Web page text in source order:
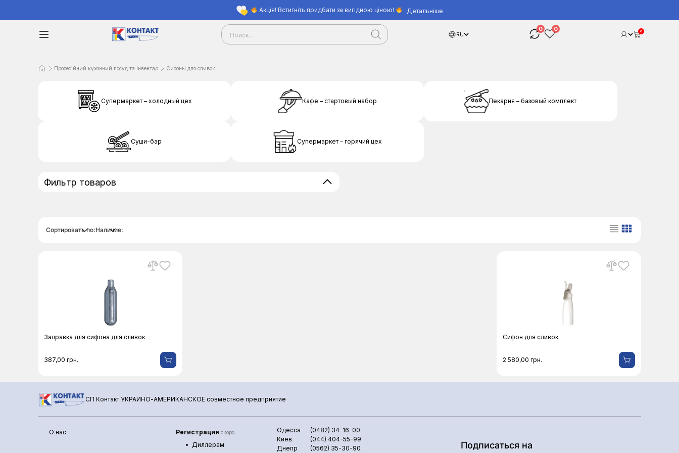
Акція! Встигніть придбати за вигідною ціною! Детальніше
RU
0 0 0
Професійний кухонний посуд та інвентар Сифоны для сливок
Фильтр товаров
Супермаркет – холодный цех Кафе – стартовый набор Пекарня – базовый комплект
Суши-бар Супермаркет – горячий цех
Сортировать по:Наличие:
Заправка для сифона для сливок
387,00 грн.
Сифон для сливок
2 580,00 грн.
СП Контакт УКРАИНО-АМЕРИКАНСКОЕ совместное предприятие
О нас Регистрация скоро
Диллерам
Одесса
(0482) 34-16-00
Киев
(044) 404-55-99
Днепр
(0562) 35-30-90 Подписаться на